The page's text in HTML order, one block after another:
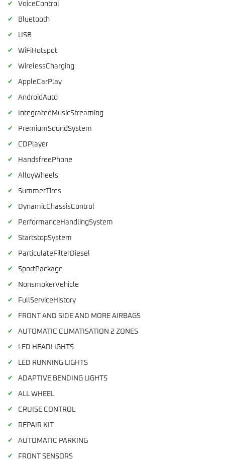
✔ VoiceControl
✔ Bluetooth
✔ USB
✔ WiFiHotspot
✔ WirelessCharging
✔ AppleCarPlay
✔ AndroidAuto
✔ IntegratedMusicStreaming
✔ PremiumSoundSystem
✔ CDPlayer
✔ HandsfreePhone
✔ AlloyWheels
✔ SummerTires
✔ DynamicChassisControl
✔ PerformanceHandlingSystem
✔ StartstopSystem
✔ ParticulateFilterDiesel
✔ SportPackage
✔ NonsmokerVehicle
✔ FullServiceHistory
✔ FRONT AND SIDE AND MORE AIRBAGS
✔ AUTOMATIC CLIMATISATION 2 ZONES
✔ LED HEADLIGHTS
✔ LED RUNNING LIGHTS
✔ ADAPTIVE BENDING LIGHTS
✔ ALL WHEEL
✔ CRUISE CONTROL
✔ REPAIR KIT
✔ AUTOMATIC PARKING
✔ FRONT SENSORS